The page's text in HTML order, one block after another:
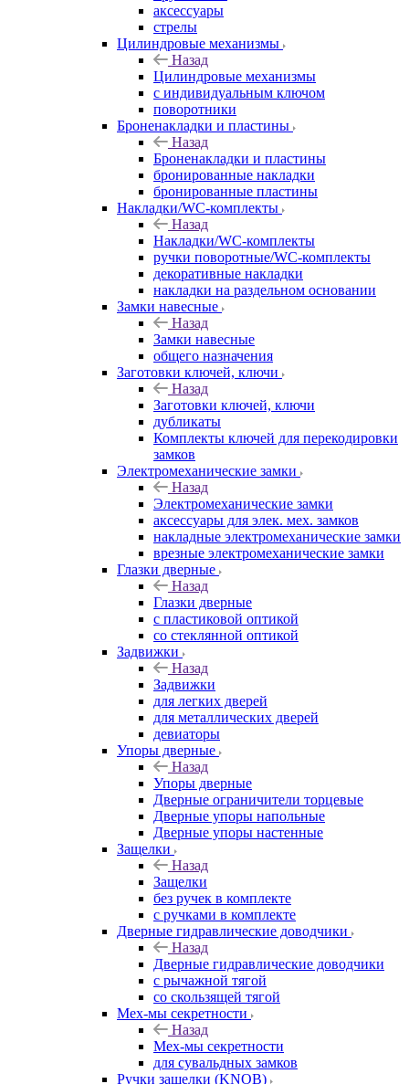
аксессуары
стрелы
Цилиндровые механизмы
Назад
Цилиндровые механизмы
с индивидуальным ключом
поворотники
Броненакладки и пластины
Назад
Броненакладки и пластины
бронированные накладки
бронированные пластины
Накладки/WC-комплекты
Назад
Накладки/WC-комплекты
ручки поворотные/WC-комплекты
декоративные накладки
накладки на раздельном основании
Замки навесные
Назад
Замки навесные
общего назначения
Заготовки ключей, ключи
Назад
Заготовки ключей, ключи
дубликаты
Комплекты ключей для перекодировки
замков
Электромеханические замки
Назад
Электромеханические замки
аксессуары для элек. мех. замков
накладные электромеханические замки
врезные электромеханические замки
Глазки дверные
Назад
Глазки дверные
с пластиковой оптикой
со стеклянной оптикой
Задвижки
Назад
Задвижки
для легких дверей
для металлических дверей
девиаторы
Упоры дверные
Назад
Упоры дверные
Дверные ограничители торцевые
Дверные упоры напольные
Дверные упоры настенные
Защелки
Назад
Защелки
без ручек в комплекте
с ручками в комплекте
Дверные гидравлические доводчики
Назад
Дверные гидравлические доводчики
с рычажной тягой
со скользящей тягой
Мех-мы секретности
Назад
Мех-мы секретности
для сувальдных замков
Ручки защелки (KNOB)